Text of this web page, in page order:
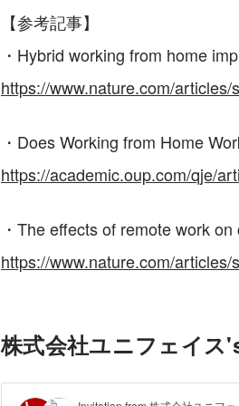
【参考記事】
・Hybrid working from home
https://www.nature.com/
・Does Working from Home
https://academic.oup.com/qje/
・The effects of remote work
https://www.nature.com/
株式会社ユニフェイ